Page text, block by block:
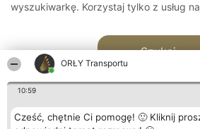
ORŁY Transportu
10:59
Cześć, chętnie Ci pomogę! 🙂 Kliknij
wyszukiwarkę. Korzystaj tylko z usług
Szukaj